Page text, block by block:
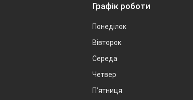
Графік роботи
Понеділок
Вівторок
Середа
Четвер
Пʼятниця